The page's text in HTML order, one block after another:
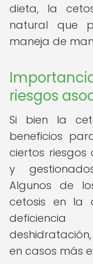
dieta, la
natural que
maneja de
riesgos
Si bien la
beneficios
ciertos
y
Algunos de
cetosis en la
en casos más